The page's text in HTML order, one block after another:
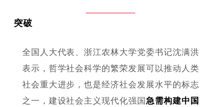
突破
全国人大代表、浙江农林大学党委书记沈满洪
表示，哲学社会科学的繁荣发展可以推动人类
社会重大进步，也是经济社会发展水平的标志
之一，建设社会主义现代化强国急需构建中国